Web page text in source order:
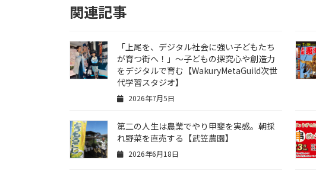
関連記事
「上尾を、デジタル社会に強い子どもたち
が育つ街へ！」〜子どもの探究心や創造力
をデジタルで育む【WakuryMetaGuild次世
代学習スタジオ】
2026年7月5日
第二の人生は農業でやり甲斐を実感。朝採
れ野菜を直売する【武笠農園】
2026年6月18日